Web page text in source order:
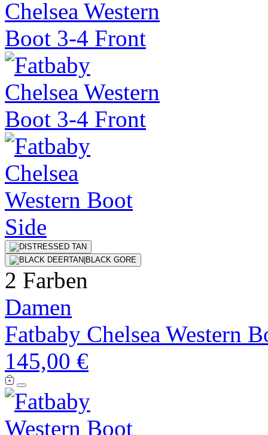
2 Farben
Damen
Fatbaby Chelsea Western
145,00 €